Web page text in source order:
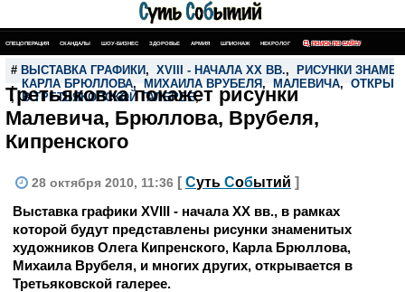
СПЕЦОПЕРАЦИЯ СКАНДАЛЫ ШОУ-БИЗНЕС ЗДОРОВЬЕ АРМИЯ ШПИОНАЖ НЕКРОЛОГ ПОИСК ПО САЙТУ
# ВЫСТАВКА ГРАФИКИ , XVIII - НАЧАЛА XX ВВ.,
РИСУНКИ
,
КАРЛА БРЮЛЛОВА, МИХАИЛА ВРУБЕЛЯ, МАЛЕВИЧА,
,В ТРЕТЬЯКОВСКОЙ ГАЛЕРЕЕ,
Третьяковка покажет рисунки
Малевича, Брюллова, Врубеля,
Кипренского
28 октября 2010, 11:36 [ Суть Событий ]
Выставка графики XVIII - начала XX вв., в рамках
которой будут представлены рисунки знаменитых
художников Олега Кипренского, Карла Брюллова,
Михаила Врубеля, и многих других, открывается в
Третьяковской галерее.